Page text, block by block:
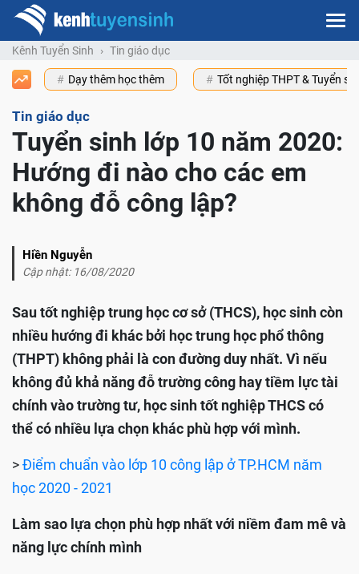
Kênh Tuyển Sinh Tin giáo dục
Dạy thêm học thêm Tốt nghiệp THPT & Tuyển
Tin giáo dục
Tuyển sinh lớp 10 năm 2020:
Hướng đi nào cho các em
không đỗ công lập?
Hiền Nguyễn
Cập nhật: 16/08/2020
Sau tốt nghiệp trung học cơ sở (THCS), học sinh còn
nhiều hướng đi khác bởi học trung học phổ thông
(THPT) không phải là con đường duy nhất. Vì nếu
không đủ khả năng đỗ trường công hay tiềm lực tài
chính vào trường tư, học sinh tốt nghiệp THCS có
thể có nhiều lựa chọn khác phù hợp với mình.
>Điểm chuẩn vào lớp 10 công lập ở TP.HCM năm
học 2020 - 2021
Làm sao lựa chọn phù hợp nhất với niềm đam mê và
năng lực chính mình